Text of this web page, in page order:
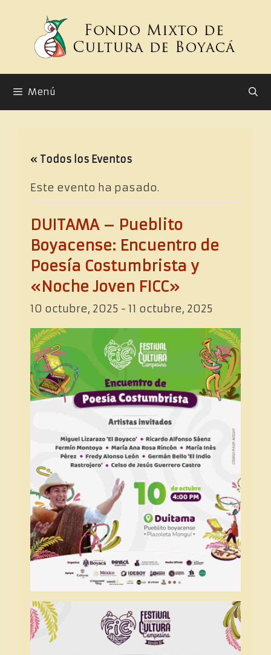
contenido
Menú
« Todos los Eventos
Este evento ha pasado.
DUITAMA – Pueblito
Boyacense: Encuentro de
Poesía Costumbrista y
«Noche Joven FICC»
10 octubre, 2025 - 11 octubre, 2025